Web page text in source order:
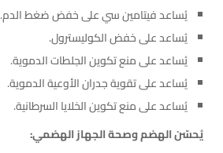
يُساعد فيتامين سي على خفض ضغط الدم.
يُساعد على خفض الكوليسترول.
يُساعد على منع تكوين الجلطات الدموية.
يُساعد على تقوية جدران الأوعية الدموية.
يُساعد على منع تكوين الخلايا السرطانية.
يُحسّن الهضم وصحة الجهاز الهضمي: